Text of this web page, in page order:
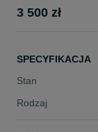
3 500 zł
SPECYFIKACJA
Stan
Rodzaj